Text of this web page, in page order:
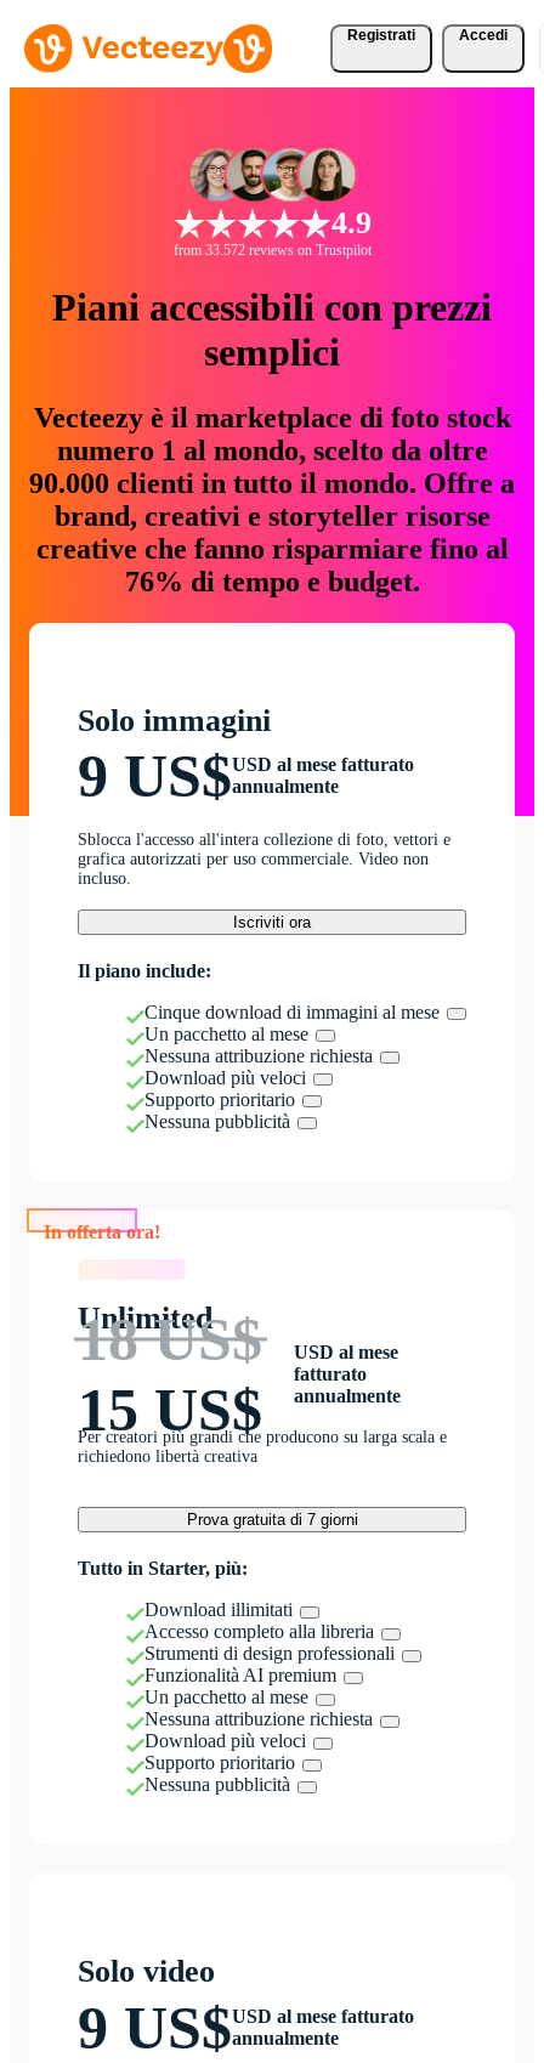
Registrati Accedi
4.9
from 33.572 reviews on Trustpilot
Piani accessibili con prezzi
semplici
Vecteezy è il marketplace di foto stock
numero 1 al mondo, scelto da oltre
90.000 clienti in tutto il mondo. Offre a
brand, creativi e storyteller risorse
creative che fanno risparmiare fino al
76% di tempo e budget.
Solo immagini
9 US$USD al mese fatturato
annualmente
Sblocca l'accesso all'intera collezione di foto, vettori e
grafica autorizzati per uso commerciale. Video non
incluso.
Iscriviti ora
Il piano include:
Cinque download di immagini al mese
Un pacchetto al mese
Nessuna attribuzione richiesta
Download più veloci
Supporto prioritario
Nessuna pubblicità
Unlimited
18 US$
15 US$
USD al mese
fatturato
annualmente
Per creatori più grandi che producono su larga scala e
richiedono libertà creativa
Prova gratuita di 7 giorni
Tutto in Starter, più:
Download illimitati
Accesso completo alla libreria
Strumenti di design professionali
Funzionalità AI premium
Un pacchetto al mese
Nessuna attribuzione richiesta
Download più veloci
Supporto prioritario
Nessuna pubblicità
Solo video
9 US$USD al mese fatturato
annualmente